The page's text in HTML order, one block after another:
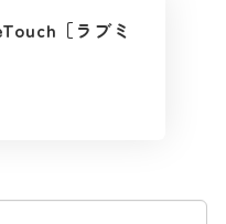
［ラブミ